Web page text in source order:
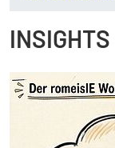
INSIGHTS